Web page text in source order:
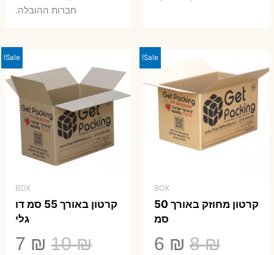
חברות ההובלה.
Sale!
BOX
קרטון מחוזק באורך 50
סמ
8₪
המחיר
6 ₪
Sale!
BOX
קרטון באורך 55 סמ דו
גלי
10₪
7 ₪